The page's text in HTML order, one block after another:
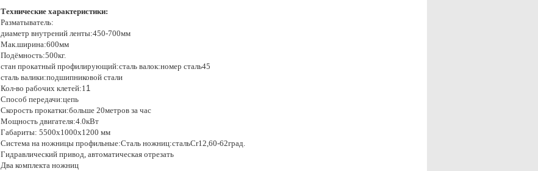
Технические характеристики:
Разматыватель:
диаметр внутрений ленты:450-700мм
Мак.ширина:600мм
Подёмность:500кг.
стан прокатный профилирующий:сталь валок:номер сталь45
сталь валики:подшипниковой стали
Кол-во рабочих клетей:11
Способ передачи:цепь
Скорость прокатки:больше 20метров за час
Мощность двигателя:4.0кВт
Габариты: 5500х1000х1200 мм
Система на ножницы профильные:Сталь ножниц:стальCr12,60-62град.
Гидравлический привод, автоматическая отрезать
Два комплекта ножниц